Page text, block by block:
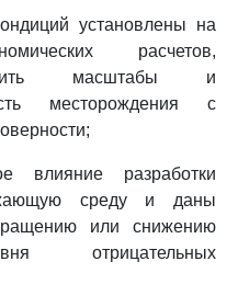
установлены на
расчетов,
масштабы и
месторождения с
влияние разработки
среду и даны
или снижению
отрицательных